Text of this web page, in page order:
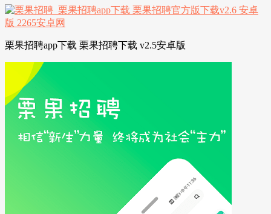
栗果招聘app下载 栗果招聘下载 v2.5安卓版